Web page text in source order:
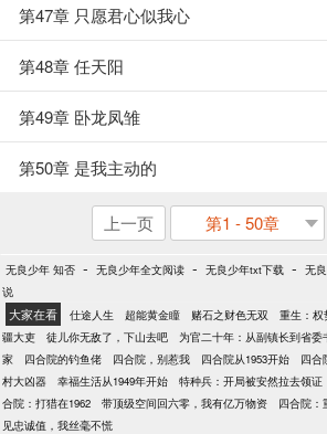
第47章 只愿君心似我心
第48章 任天阳
第49章 卧龙凤雏
第50章 是我主动的
上一页 第1 - 50章
无良少年 知否 - 无良少年全文阅读 - 无良少年txt下载 - 无
说
大家在看 仕途人生 超能黄金瞳 赌石之财色无双 重生：权
疆大吏
徒儿你无敌了，下山去吧 为官二十年：从副镇长到省委
家
四合院的钓鱼佬 四合院，别惹我 四合院从1953开始 四合
村大凶器
幸福生活从1949年开始 特种兵：开局被安然拉去领证
合院：打猎在1962
带顶级空间回六零，我有亿万物资 四合院：
见忠诚值，我丝毫不慌